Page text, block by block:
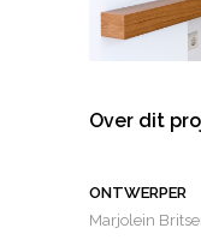
Over dit
ONTWERPER
Marjolein